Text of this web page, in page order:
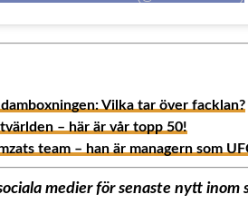
Vilka tar över facklan?
– här är vår topp 50!
team – han är managern som
medier för senaste nytt